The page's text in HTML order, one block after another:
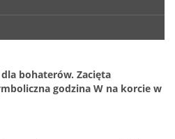
bohaterów. Zacięta
godzina W na korcie w